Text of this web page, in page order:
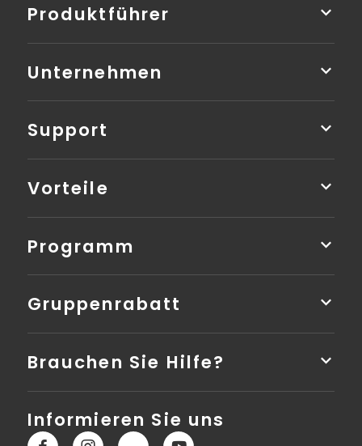
Produktführer
Unternehmen
Support
Vorteile
Programm
Gruppenrabatt
Brauchen Sie Hilfe?
Informieren Sie uns